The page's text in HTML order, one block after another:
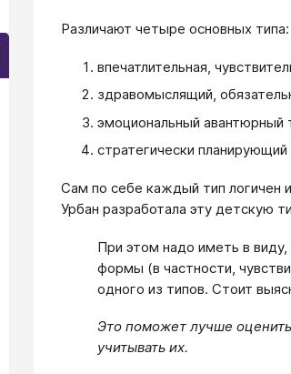
Различают четыре основных типа:
впечатлительная,
здравомыслящий,
эмоциональный авантюрный
стратегически
Сам по себе каждый тип логичен
Урбан разработала эту детскую
При этом надо иметь в
формы (в частности,
одного из типов. Стоит
Это поможет лучше
учитывать их.